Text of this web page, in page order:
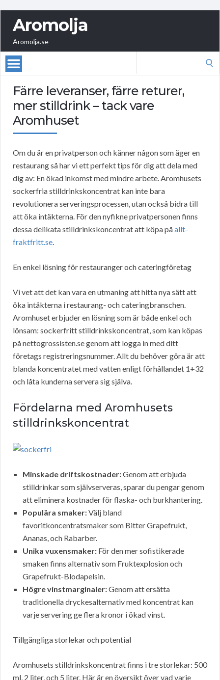
Aromolja
Aromolja.se
Färre leveranser, färre returer,
mer stilldrink – tack vare
Aromhuset
Om du är en privatperson och känner någon som äger en
restaurang så har vi ett perfekt tips för dig att dela med
dig av: En ökad inkomst med mindre arbete. Aromhusets
sockerfria stilldrinkskoncentrat kan inte bara
revolutionera serveringsprocessen, utan också bidra till
att öka intäkterna. För den nyfikne privatpersonen finns
dessa delikata stilldrinkskoncentrat att köpa påallt-
fraktfritt.se.
En enkel lösning för restauranger och cateringföretag
Vi vet att det kan vara en utmaning att hitta nya sätt att
öka intäkterna i restaurang- och cateringbranschen.
Aromhuset erbjuder en lösning som är både enkel och
lönsam: sockerfritt stilldrinkskoncentrat, som kan köpas
på nettogrossisten.se genom att logga in med ditt
företags registreringsnummer. Allt du behöver göra är att
blanda koncentratet med vatten enligt förhållandet 1+32
och låta kunderna servera sig själva.
Fördelarna med Aromhusets
stilldrinkskoncentrat
Minskade driftskostnader:Genom att erbjuda
stilldrinkar som självserveras, sparar du pengar genom
att eliminera kostnader för flaska- och burkhantering.
Populära smaker:Välj bland
favoritkoncentratsmaker som Bitter Grapefrukt,
Ananas, och Rabarber.
Unika vuxensmaker: För den mer sofistikerade
smaken finns alternativ som Fruktexplosion och
Grapefrukt-Blodapelsin.
Högre vinstmarginaler:Genom att ersätta
traditionella dryckesalternativ med koncentrat kan
varje servering ge flera kronor i ökad vinst.
Tillgängliga storlekar och potential
Aromhusets stilldrinkskoncentrat finns i tre storlekar: 500
ml, 2 liter, och 5 liter. Här är en översikt över vad varje